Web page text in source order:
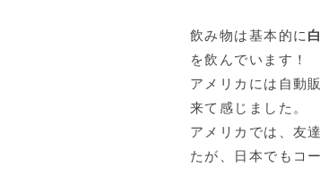
飲み物は基本的に
を飲んでいます！
アメリカには自動
来て感じました。
アメリカでは、友
たが、日本でもコ